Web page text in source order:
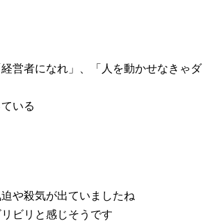
営者になれ」、「人を動かせなきゃダ
いる
や殺気が出ていましたね
ビリと感じそうです